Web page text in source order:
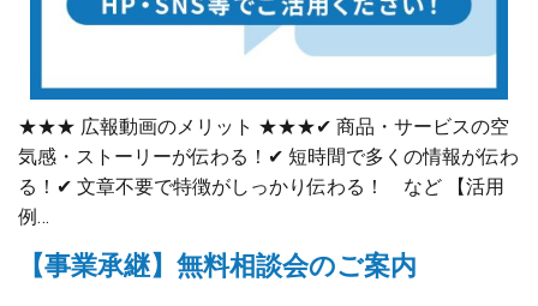
★★★ 広報動画のメリット ★★★✔ 商品・サービスの空
気感・ストーリーが伝わる！✔ 短時間で多くの情報が伝わ
る！✔ 文章不要で特徴がしっかり伝わる！ など 【活用
例…
【事業承継】無料相談会のご案内